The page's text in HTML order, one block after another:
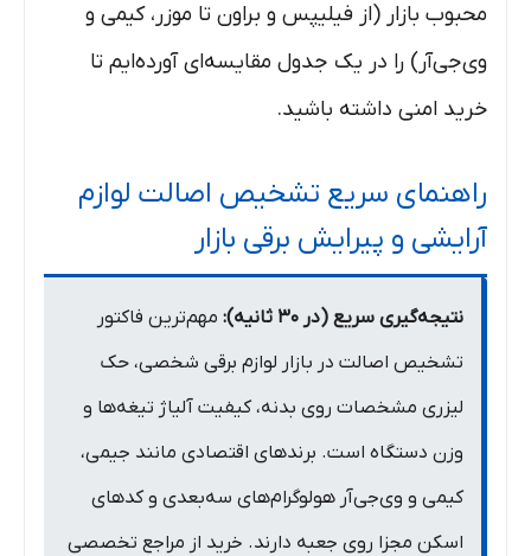
محبوب بازار (از فیلیپس و براون تا موزر، کیمی و
وی‌جی‌آر) را در یک جدول مقایسه‌ای آورده‌ایم تا
خرید امنی داشته باشید.
راهنمای سریع تشخیص اصالت لوازم
آرایشی و پیرایش برقی بازار
نتیجه‌گیری سریع (در ۳۰ ثانیه):
مهم‌ترین فاکتور
تشخیص اصالت در بازار لوازم برقی شخصی، حک
لیزری مشخصات روی بدنه، کیفیت آلیاژ تیغه‌ها و
وزن دستگاه است. برندهای اقتصادی مانند جیمی،
کیمی و وی‌جی‌آر هولوگرام‌های سه‌بعدی و کدهای
اسکن مجزا روی جعبه دارند. خرید از مراجع تخصصی